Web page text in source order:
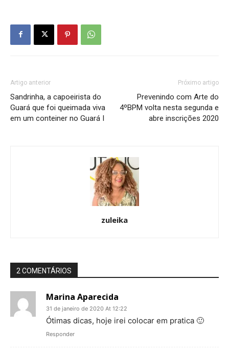
Artigo anterior
Sandrinha, a capoeirista do
Guará que foi queimada viva
em um conteiner no Guará I
Próximo artigo
Prevenindo com Arte do
4ºBPM volta nesta segunda e
abre inscrições 2020
zuleika
2 COMENTÁRIOS
Marina Aparecida
31 de janeiro de 2020 At 12:22
Ótimas dicas, hoje irei colocar em pratica 🙂
Responder